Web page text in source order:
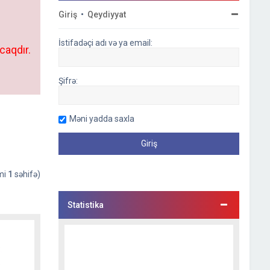
1 səhifə)
Giriş • Qeydiyyat
İstifadəçi adı və ya email:
Şifrə:
Məni yadda saxla
Statistika